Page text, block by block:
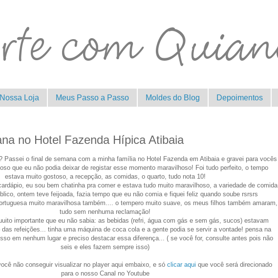
Nossa Loja Meus Passo a Passo Moldes do Blog Depoimentos
no Hotel Fazenda Hípica Atibaia
Passei o final de semana com a minha família no Hotel Fazenda em Atibaia e gravei para vocês
que eu não podia deixar de registar esse momento maravilhoso! Foi tudo perfeito, o tempo
estava muito gostoso, a recepção, as comidas, o quarto, tudo nota 10!
eu sou bem chatinha pra comer e estava tudo muito maravilhoso, a variedade de comida
ontem teve feijoada, fazia tempo que eu não comia e fiquei feliz quando soube rsrsrs
muito maravilhosa também.... o tempero muito suave, os meus filhos também amaram,
tudo sem nenhuma reclamação!
importante que eu não sabia: as bebidas (refri, água com gás e sem gás, sucos) estavam
refeições... tinha uma máquina de coca cola e a gente podia se servir a vontade! pensa na
em nenhum lugar e preciso destacar essa diferença... ( se você for, consulte antes pois não
seis e eles fazem sempre isso)
não conseguir visualizar no player aqui embaixo, e só clicar aqui que você será direcionado
para o nosso Canal no Youtube